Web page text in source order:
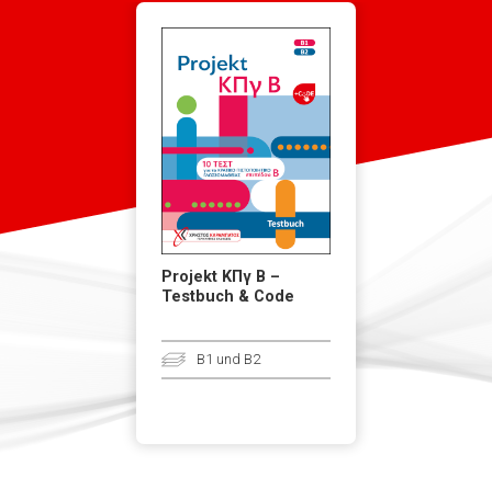
Projekt ΚΠγ Β –
Testbuch & Code
B1 und B2